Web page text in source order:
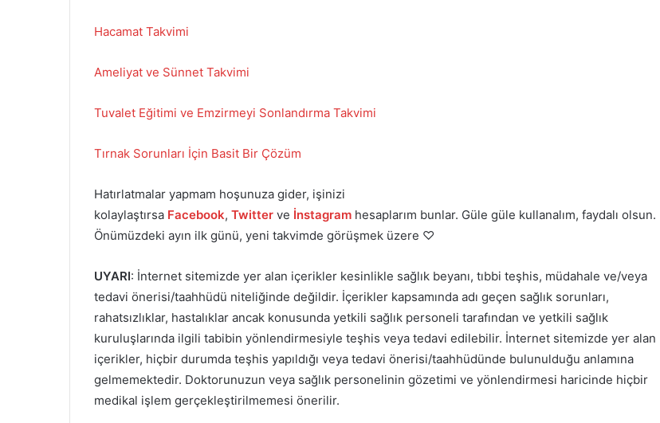
Hacamat Takvimi
Ameliyat ve Sünnet Takvimi
Tuvalet Eğitimi ve Emzirmeyi Sonlandırma Takvimi
Tırnak Sorunları İçin Basit Bir Çözüm
Hatırlatmalar yapmam hoşunuza gider, işinizi
kolaylaştırsa Facebook, Twitter ve İnstagram hesaplarım bunlar. Güle güle kullanalım, faydalı olsun.
Önümüzdeki ayın ilk günü, yeni takvimde görüşmek üzere ♡
UYARI: İnternet sitemizde yer alan içerikler kesinlikle sağlık beyanı, tıbbi teşhis, müdahale ve/veya
tedavi önerisi/taahhüdü niteliğinde değildir. İçerikler kapsamında adı geçen sağlık sorunları,
rahatsızlıklar, hastalıklar ancak konusunda yetkili sağlık personeli tarafından ve yetkili sağlık
kuruluşlarında ilgili tabibin yönlendirmesiyle teşhis veya tedavi edilebilir. İnternet sitemizde yer alan
içerikler, hiçbir durumda teşhis yapıldığı veya tedavi önerisi/taahhüdünde bulunulduğu anlamına
gelmemektedir. Doktorunuzun veya sağlık personelinin gözetimi ve yönlendirmesi haricinde hiçbir
medikal işlem gerçekleştirilmemesi önerilir.